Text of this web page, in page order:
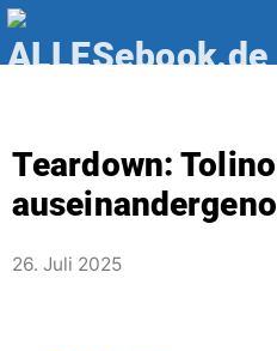
the
content
Teardown:
26. Juli 2025